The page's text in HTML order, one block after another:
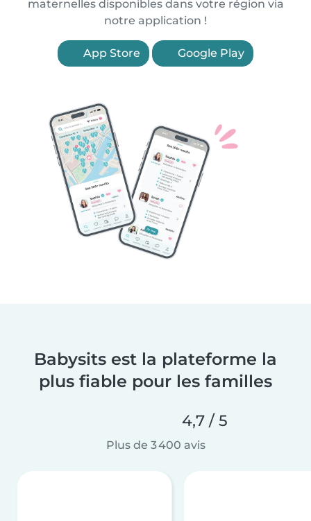
maternelles disponibles dans votre région via
notre application !
App Store Google Play
Babysits est la plateforme la
plus fiable pour les familles
4,7 / 5
Plus de 3 400 avis